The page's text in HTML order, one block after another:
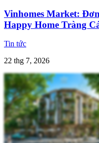
Vinhomes Market:
Happy Home Tràng
Tin tức
22 thg 7, 2026